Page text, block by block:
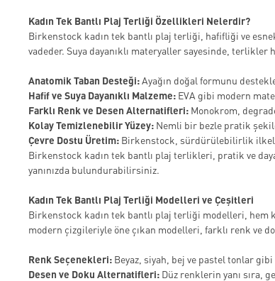
Kadın Tek Bantlı Plaj Terliği Özellikleri Nelerdir?
Birkenstock kadın tek bantlı plaj terliği, hafifliği ve
vadeder. Suya dayanıklı materyaller sayesinde, terlikler
Anatomik Taban Desteği: Ayağın doğal formunu
Hafif ve Suya Dayanıklı Malzeme: EVA gibi modern
Farklı Renk ve Desen Alternatifleri: Monokrom,
Kolay Temizlenebilir Yüzey: Nemli bir bezle pratik
Çevre Dostu Üretim: Birkenstock, sürdürülebilirlik
Birkenstock kadın tek bantlı plaj terlikleri, pratik ve
yanınızda bulundurabilirsiniz.
Kadın Tek Bantlı Plaj Terliği Modelleri ve Çeşitleri
Birkenstock kadın tek bantlı plaj terliği modelleri, hem
modern çizgileriyle öne çıkan modelleri, farklı renk ve
Renk Seçenekleri: Beyaz, siyah, bej ve pastel tonlar
Desen ve Doku Alternatifleri: Düz renklerin yanı sıra,